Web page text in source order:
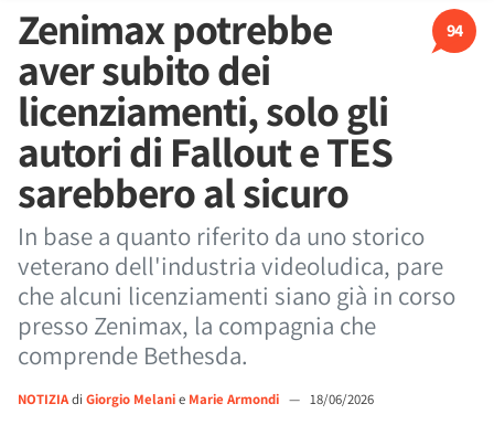
94
Zenimax potrebbe
aver subito dei
licenziamenti, solo gli
autori di Fallout e TES
sarebbero al sicuro
In base a quanto riferito da uno storico
veterano dell'industria videoludica, pare
che alcuni licenziamenti siano già in corso
presso Zenimax, la compagnia che
comprende Bethesda.
NOTIZIAdi Giorgio Melanie Marie Armondi — 18/06/2026